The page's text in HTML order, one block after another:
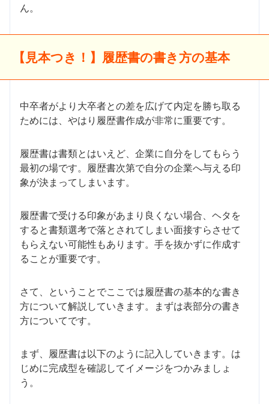
ん。
【見本つき！】履歴書の書き方の基本
中卒者がより大卒者との差を広げて内定を勝ち取る
ためには、やはり履歴書作成が非常に重要です。
履歴書は書類とはいえど、企業に自分をしてもらう
最初の場です。履歴書次第で自分の企業へ与える印
象が決まってしまいます。
履歴書で受ける印象があまり良くない場合、ヘタを
すると書類選考で落とされてしまい面接すらさせて
もらえない可能性もあります。手を抜かずに作成す
ることが重要です。
さて、ということでここでは履歴書の基本的な書き
方について解説していきます。まずは表部分の書き
方についてです。
まず、履歴書は以下のように記入していきます。は
じめに完成型を確認してイメージをつかみましょ
う。